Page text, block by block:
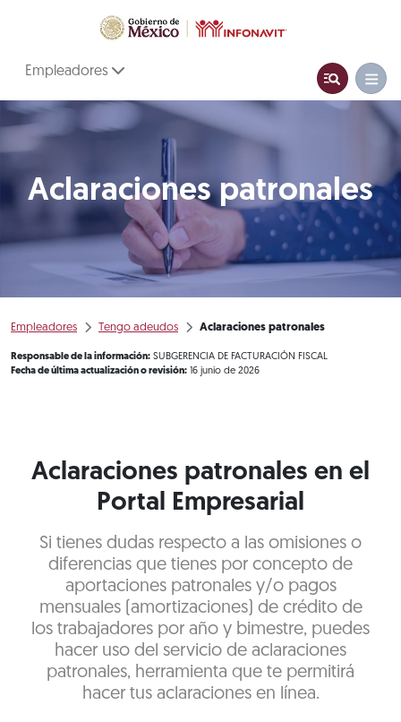
Empleadores
Aclaraciones patronales
Empleadores Tengo adeudos Aclaraciones patronales
Responsable de la información: SUBGERENCIA DE FACTURACIÓN FISCAL
Fecha de última actualización o revisión: 16 junio de 2026
Aclaraciones patronales en el
Portal Empresarial
Si tienes dudas respecto a las omisiones o
diferencias que tienes por concepto de
aportaciones patronales y/o pagos
mensuales (amortizaciones) de crédito de
los trabajadores por año y bimestre, puedes
hacer uso del servicio de aclaraciones
patronales, herramienta que te permitirá
hacer tus aclaraciones en línea.